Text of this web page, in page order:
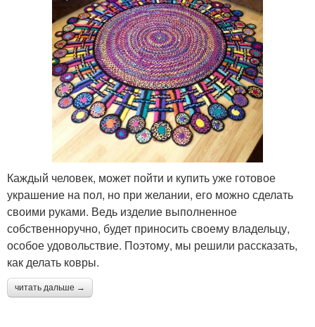
Каждый человек, может пойти и купить уже готовое
украшение на пол, но при желании, его можно сделать
своими руками. Ведь изделие выполненное
собственноручно, будет приносить своему владельцу,
особое удовольствие. Поэтому, мы решили рассказать,
как делать ковры.
читать дальше →